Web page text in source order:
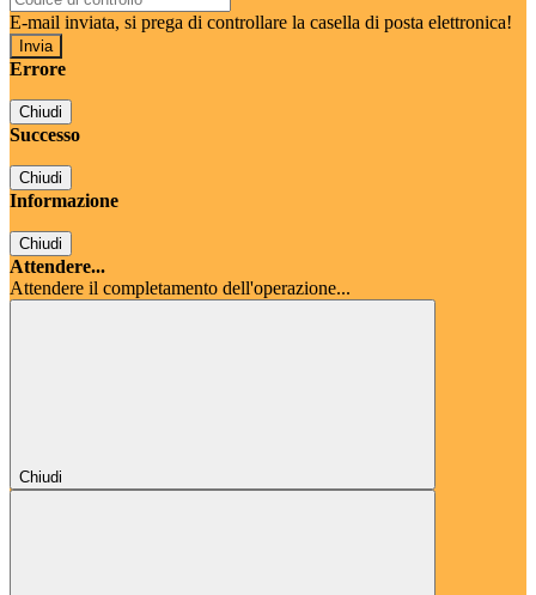
E-mail inviata, si prega di controllare la casella di posta elettronica!
Errore
Chiudi
Successo
Chiudi
Informazione
Chiudi
Attendere...
Attendere il completamento dell'operazione...
Chiudi